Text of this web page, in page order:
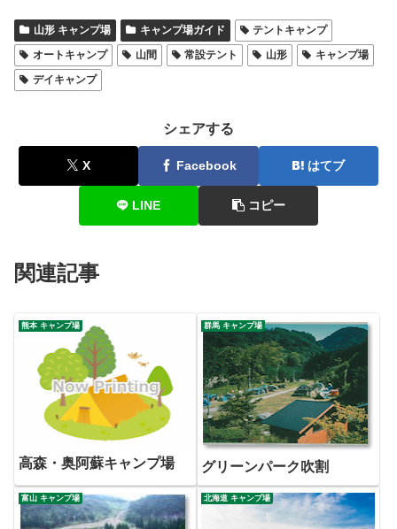
山形 キャンプ場 キャンプ場ガイド
テントキャンプ
オートキャンプ
山間 常設テント 山形
キャンプ場
デイキャンプ
シェアする
X Facebook はてブ
LINE コピー
関連記事
熊本 キャンプ場
高森・奥阿蘇キャンプ場
群馬 キャンプ場
グリーンパーク吹割
富山 キャンプ場 北海道 キャンプ場